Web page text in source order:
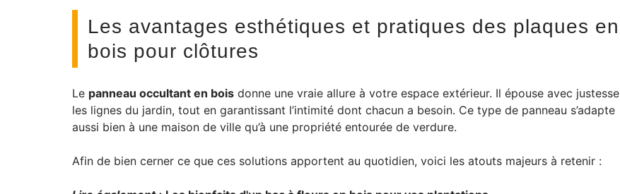
Les avantages esthétiques et pratiques des plaques en
bois pour clôtures
Le panneau occultant en bois donne une vraie allure à votre espace extérieur. Il épouse avec justesse
les lignes du jardin, tout en garantissant l’intimité dont chacun a besoin. Ce type de panneau s’adapte
aussi bien à une maison de ville qu’à une propriété entourée de verdure.
Afin de bien cerner ce que ces solutions apportent au quotidien, voici les atouts majeurs à retenir :